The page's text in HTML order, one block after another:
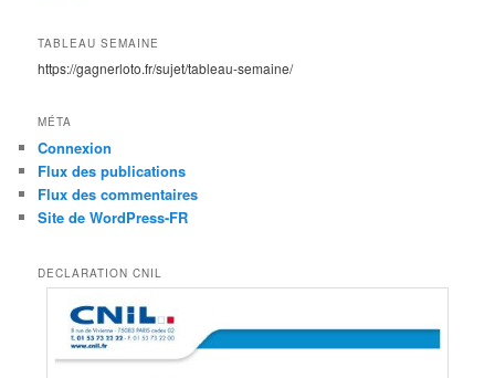
TABLEAU SEMAINE
https://gagnerloto.fr/sujet/tableau-semaine/
MÉTA
Connexion
Flux des publications
Flux des commentaires
Site de WordPress-FR
DECLARATION CNIL